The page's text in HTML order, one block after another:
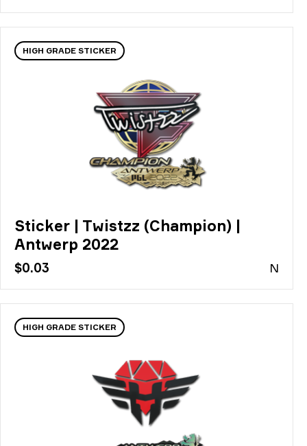
HIGH GRADE STICKER
Sticker | Twistzz (Champion) |
Antwerp 2022
$0.03 N
HIGH GRADE STICKER